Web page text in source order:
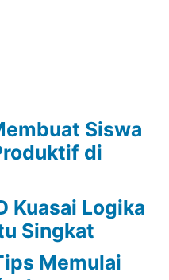
Siswa
di
Kuasai Logika
Singkat
Memulai